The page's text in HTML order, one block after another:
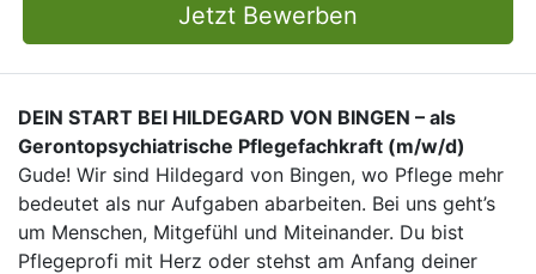
Jetzt Bewerben
DEIN START BEI HILDEGARD VON BINGEN – als
Gerontopsychiatrische Pflegefachkraft (m/w/d)
Gude! Wir sind Hildegard von Bingen, wo Pflege mehr
bedeutet als nur Aufgaben abarbeiten. Bei uns geht’s
um Menschen, Mitgefühl und Miteinander. Du bist
Pflegeprofi mit Herz oder stehst am Anfang deiner